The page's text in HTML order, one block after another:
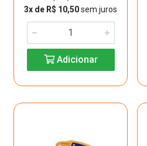
3x de R$ 10,50sem juros
Adicionar